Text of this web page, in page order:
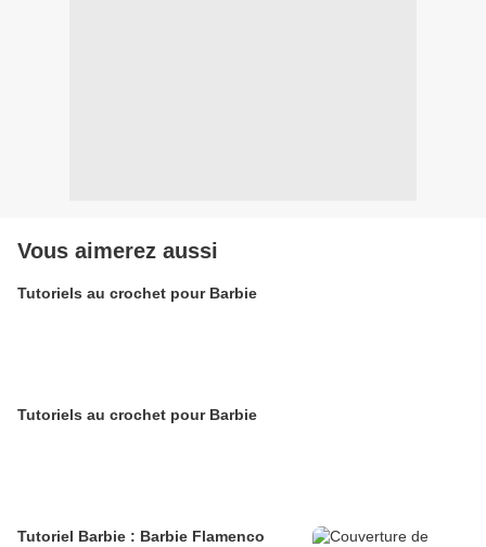
Vous aimerez aussi
Tutoriels au crochet pour Barbie
Tutoriels au crochet pour Barbie
Tutoriel Barbie : Barbie Flamenco